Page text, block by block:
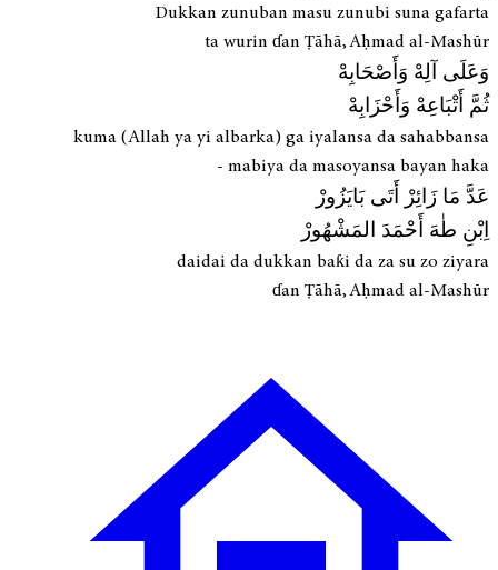
Dukkan zunuban masu zunubi suna gafarta
ta wurin ɗan Ṭāhā, Aḥmad al-Mashūr
وَعَلَى آلِهْ وَأَصْحَابِهْ
ثُمَّ أَتْبَاعِهْ وَأَحْزَابِهْ
kuma (Allah ya yi albarka) ga iyalansa da sahabbansa
mabiya da masoyansa bayan haka -
عَدَّ مَا زَائِرْ أَتَى بَايَزُورْ
اِبْنِ طٰهَ أَحْمَدَ المَشْهُورْ
daidai da dukkan baƙi da za su zo ziyara
ɗan Ṭāhā, Aḥmad al-Mashūr